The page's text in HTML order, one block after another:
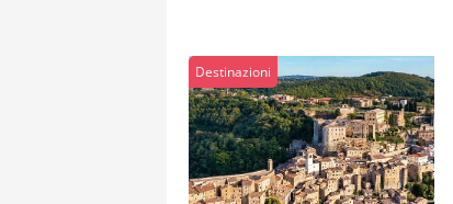
Destinazioni